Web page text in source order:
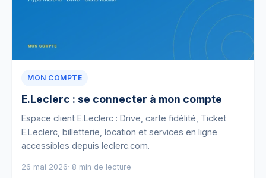
MON COMPTE
E.Leclerc : se connecter à mon compte
Espace client E.Leclerc : Drive, carte fidélité, Ticket
E.Leclerc, billetterie, location et services en ligne
accessibles depuis leclerc.com.
26 mai 2026· 8 min de lecture